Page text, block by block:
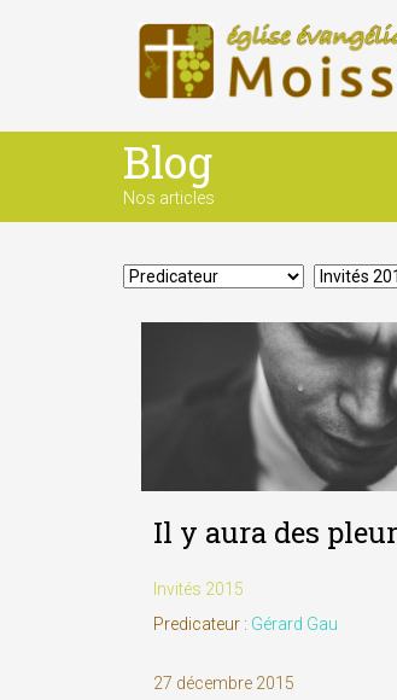
Blog
Nos articles
Il y aura des
Invités 2015
Predicateur : Gérard Gau
27 décembre 2015